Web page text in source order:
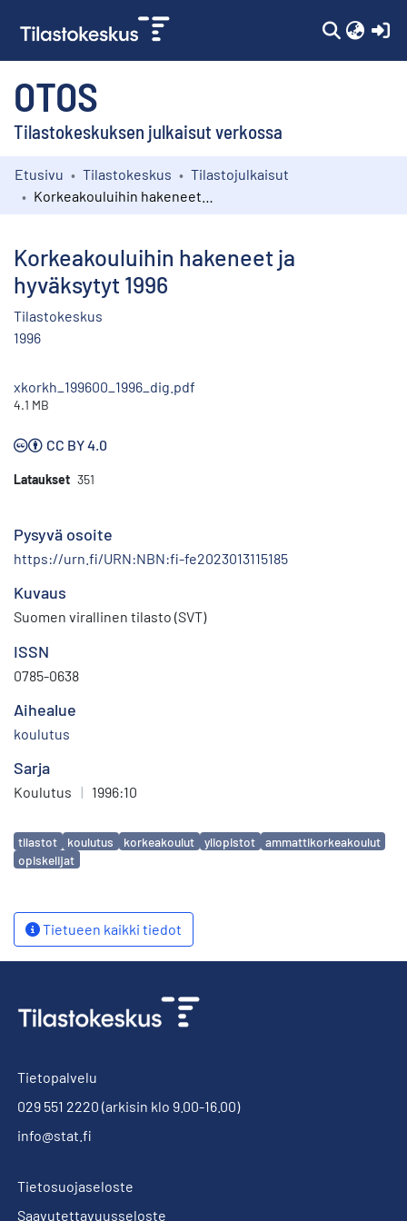
OTOS
Tilastokeskuksen julkaisut verkossa
Kokoelmat
Etusivu Tilastokeskus
Tilastojulkaisut
Korkeakouluihin hakeneet ja
hyväksytyt 1996
Tilastokeskus
1996
xkorkh_199600_1996_dig.pdf
4.1 MB
CC BY 4.0
Lataukset 351
Pysyvä osoite
https://urn.fi/URN:NBN:fi-fe2023013115185
Kuvaus
Suomen virallinen tilasto (SVT)
ISSN
0785-0638
Aihealue
koulutus
Sarja
Koulutus | 1996:10
Avainsanat
tilastot koulutus korkeakoulut yliopistot
ammattikorkeakoulut
opiskelijat
Tietueen kaikki tiedot
Tietopalvelu
029 551 2220 (arkisin klo 9.00-16.00)
info@stat.fi
Tietosuojaseloste
Saavutettavuusseloste